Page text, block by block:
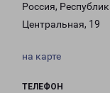
Россия,
Центральная, 19
на карте
ТЕЛЕФОН